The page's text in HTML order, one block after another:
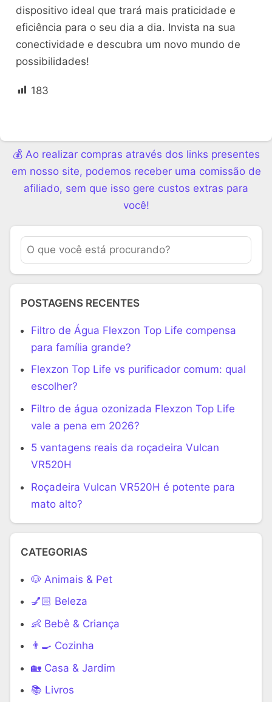
dispositivo ideal que trará mais praticidade e
eficiência para o seu dia a dia. Invista na sua
conectividade e descubra um novo mundo de
possibilidades!
183
💰 Ao realizar compras através dos links presentes
em nosso site, podemos receber uma comissão de
afiliado, sem que isso gere custos extras para
você!
POSTAGENS RECENTES
Filtro de Água Flexzon Top Life compensa
para família grande?
Flexzon Top Life vs purificador comum: qual
escolher?
Filtro de água ozonizada Flexzon Top Life
vale a pena em 2026?
5 vantagens reais da roçadeira Vulcan
VR520H
Roçadeira Vulcan VR520H é potente para
mato alto?
CATEGORIAS
🐶 Animais & Pet
💅🏻 Beleza
👶 Bebê & Criança
👨‍🍳 Cozinha
🏡 Casa & Jardim
📚 Livros